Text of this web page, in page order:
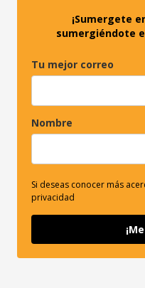
¡Sumergete
sumergiéndote
Tu mejor correo
Nombre
Si deseas conocer más
privacidad